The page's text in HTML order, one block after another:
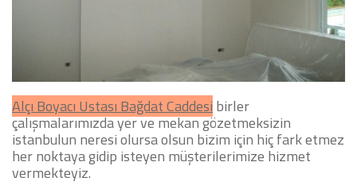
Alçı Boyacı Ustası Bağdat Caddesi birler
çalışmalarımızda yer ve mekan gözetmeksizin
istanbulun neresi olursa olsun bizim için hiç fark etmez
her noktaya gidip isteyen müşterilerimize hizmet
vermekteyiz.